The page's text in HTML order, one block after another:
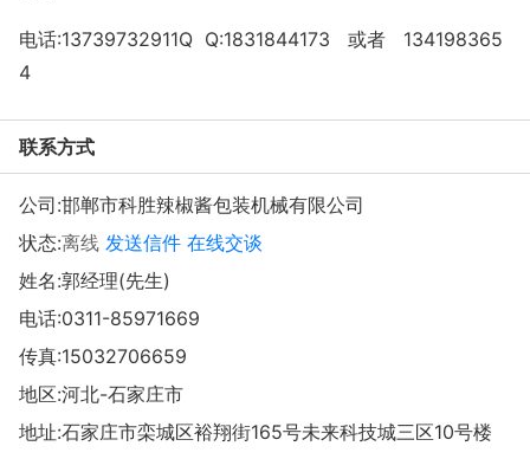
电话:13739732911Q Q:1831844173 或者 134198365
4
联系方式
公司:邯郸市科胜辣椒酱包装机械有限公司
状态:离线 发送信件 在线交谈
姓名:郭经理(先生)
电话:0311-85971669
传真:15032706659
地区:河北-石家庄市
地址:石家庄市栾城区裕翔街165号未来科技城三区10号楼